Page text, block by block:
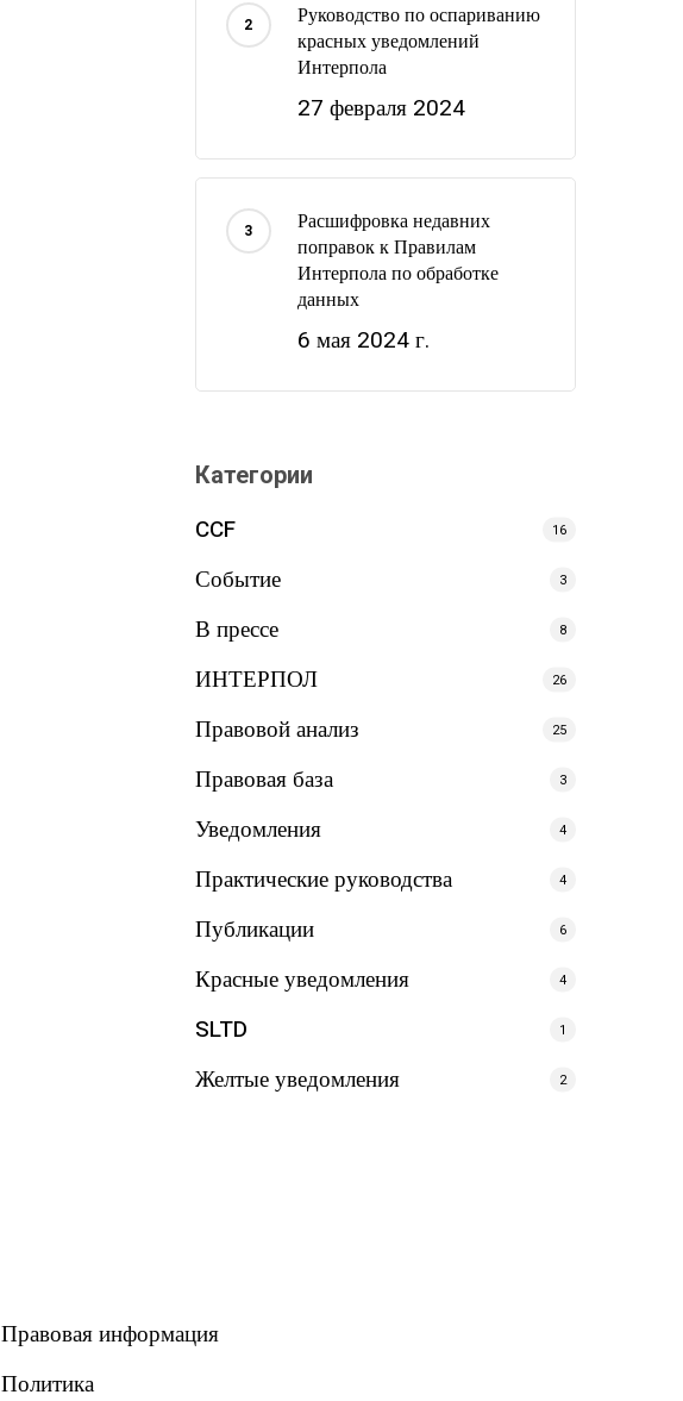
Руководство по оспариванию
красных уведомлений
Интерпола
27 февраля 2024
Расшифровка недавних
поправок к Правилам
Интерпола по обработке
данных
6 мая 2024 г.
Категории
CCF 16
Событие 3
В прессе 8
ИНТЕРПОЛ 26
Правовой анализ 25
Правовая база 3
Уведомления 4
Практические руководства 4
Публикации 6
Красные уведомления 4
SLTD 1
Желтые уведомления 2
Правовая информация
Политика